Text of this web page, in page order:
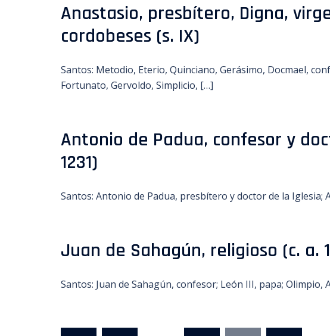
Anastasio, presbítero, Digna,
cordobeses (s. IX)
Santos: Metodio, Eterio, Quinciano, Gerásimo, Docmael,
Fortunato, Gervoldo, Simplicio, […]
Antonio de Padua, confesor y
1231)
Santos: Antonio de Padua, presbítero y doctor de la Iglesia;
Juan de Sahagún, religioso (c. a.
Santos: Juan de Sahagún, confesor; León III, papa;